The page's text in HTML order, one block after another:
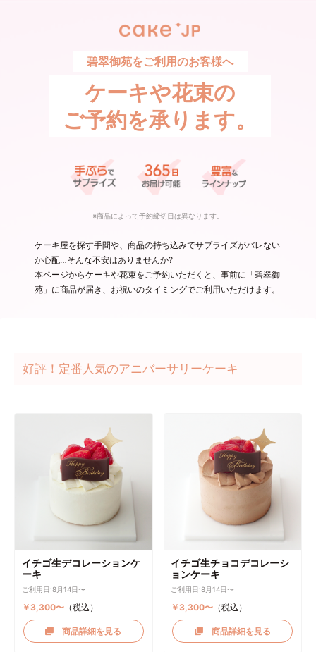
碧翠御苑をご利用のお客様へ
ケーキや花束の
ご予約を承ります。
※商品によって予約締切日は異なります。
ケーキ屋を探す手間や、商品の持ち込みでサプライズがバレない
か心配…そんな不安はありませんか?
本ページからケーキや花束をご予約いただくと、事前に「碧翠御
苑」に商品が届き、お祝いのタイミングでご利用いただけます。
好評！定番人気のアニバーサリーケーキ
イチゴ生デコレーションケ
ーキ
ご利用日:8月14日〜
￥3,300〜（税込）
商品詳細を見る
イチゴ生チョコデコレーシ
ョンケーキ
ご利用日:8月14日〜
￥3,300〜 （税込）
商品詳細を見る